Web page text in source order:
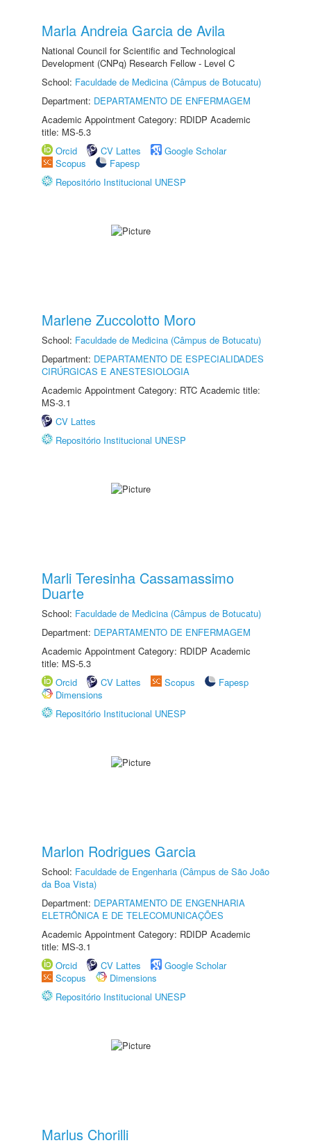
Marla Andreia Garcia de Avila
National Council for Scientific and Technological
Development (CNPq) Research Fellow - Level C
School: Faculdade de Medicina (Câmpus de Botucatu)
Department: DEPARTAMENTO DE ENFERMAGEM
Academic Appointment Category: RDIDP Academic
title: MS-5.3
Orcid
CV Lattes
Google Scholar
Scopus
Fapesp
Repositório Institucional UNESP
Marlene Zuccolotto Moro
School: Faculdade de Medicina (Câmpus de Botucatu)
Department: DEPARTAMENTO DE ESPECIALIDADES
CIRÚRGICAS E ANESTESIOLOGIA
Academic Appointment Category: RTC Academic title:
MS-3.1
CV Lattes
Repositório Institucional UNESP
Marli Teresinha Cassamassimo
Duarte
School: Faculdade de Medicina (Câmpus de Botucatu)
Department: DEPARTAMENTO DE ENFERMAGEM
Academic Appointment Category: RDIDP Academic
title: MS-5.3
Orcid
CV Lattes Scopus
Fapesp
Dimensions
Repositório Institucional UNESP
Marlon Rodrigues Garcia
School: Faculdade de Engenharia (Câmpus de São João
da Boa Vista)
Department: DEPARTAMENTO DE ENGENHARIA
ELETRÔNICA E DE TELECOMUNICAÇÕES
Academic Appointment Category: RDIDP Academic
title: MS-3.1
Orcid
CV Lattes
Google Scholar
Scopus
Dimensions
Repositório Institucional UNESP
Marlus Chorilli